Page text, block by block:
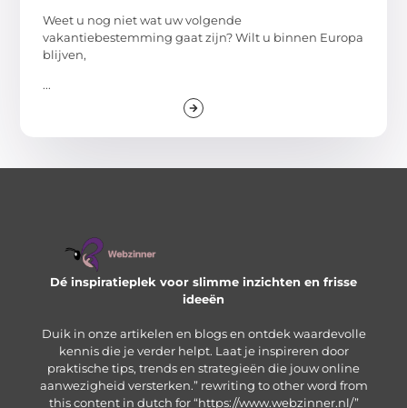
Weet u nog niet wat uw volgende
vakantiebestemming gaat zijn? Wilt u binnen Europa
blijven,
...
Dé inspiratieplek voor slimme inzichten en frisse
ideeën
Duik in onze artikelen en blogs en ontdek waardevolle
kennis die je verder helpt. Laat je inspireren door
praktische tips, trends en strategieën die jouw online
aanwezigheid versterken.” rewriting to other word from
this content in dutch for “https://www.webzinner.nl/”